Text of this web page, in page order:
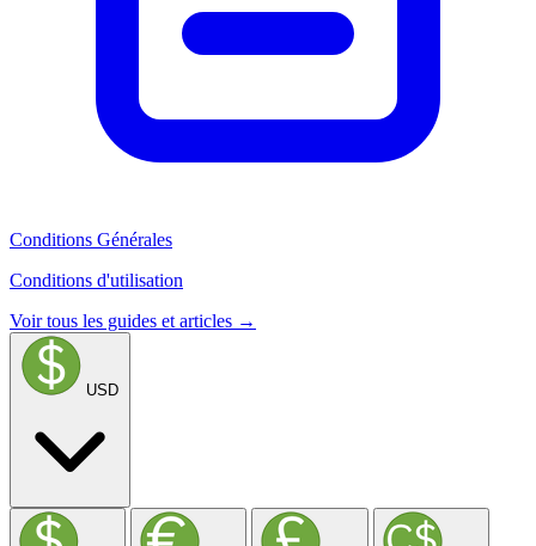
Conditions Générales
Conditions d'utilisation
Voir tous les guides et articles →
USD